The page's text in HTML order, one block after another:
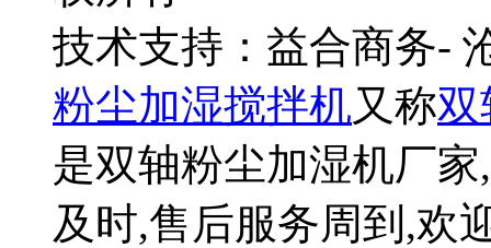
技术支持：益合商务-
粉尘加湿搅拌机又称双
是双轴粉尘加湿机厂
及时,售后服务周到,欢